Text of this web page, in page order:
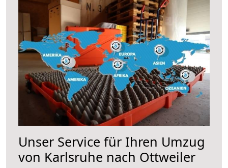
Unser Service für Ihren Umzug
von Karlsruhe nach Ottweiler